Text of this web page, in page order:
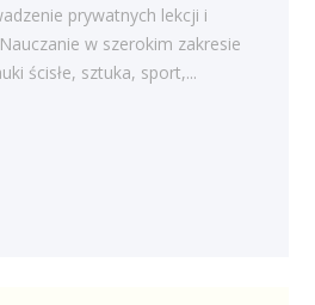
prywatnych lekcji i
w szerokim zakresie
ścisłe, sztuka, sport,...